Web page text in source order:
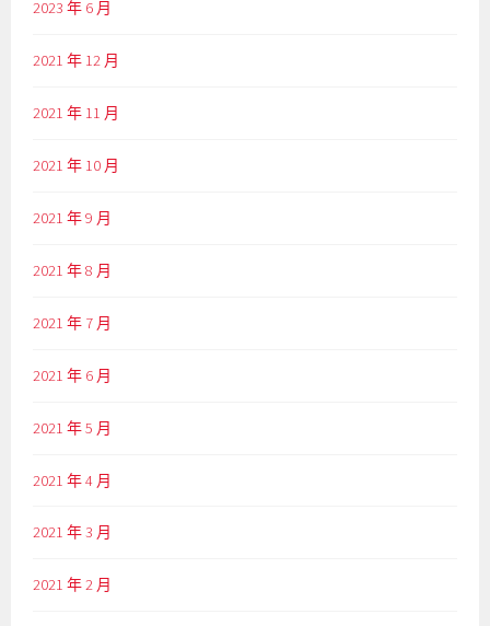
2023 年 6 月
2021 年 12 月
2021 年 11 月
2021 年 10 月
2021 年 9 月
2021 年 8 月
2021 年 7 月
2021 年 6 月
2021 年 5 月
2021 年 4 月
2021 年 3 月
2021 年 2 月